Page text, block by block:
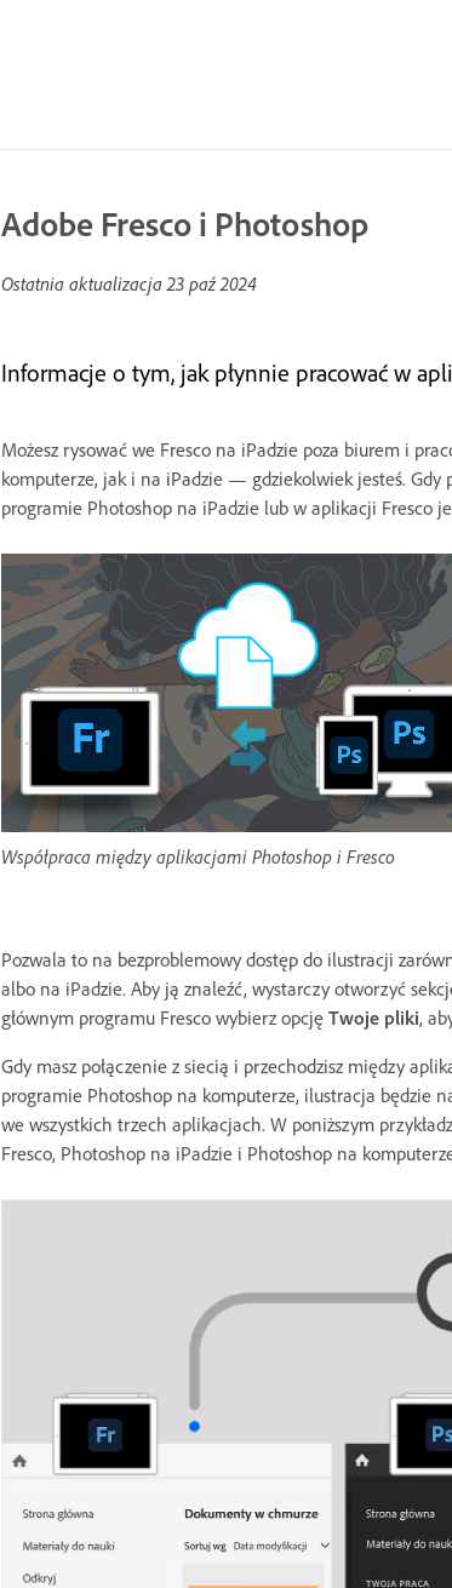
Adobe Fresco i Photoshop
Ostatnia aktualizacja23 paź 2024
Informacje o tym, jak płynnie pracować w
Możesz rysować we Fresco na iPadzie poza biurem i
komputerze, jak i na iPadzie — gdziekolwiek jesteś. Gdy
programie Photoshop na iPadzie lub w aplikacji Fresco
Współpraca między aplikacjami Photoshop i Fresco
Pozwala to na bezproblemowy dostęp do ilustracji
albo na iPadzie. Aby ją znaleźć, wystarczy otworzyć
głównym programu Fresco wybierz opcję Twoje pliki,
Gdy masz połączenie z siecią i przechodzisz między
programie Photoshop na komputerze, ilustracja będzie
we wszystkich trzech aplikacjach. W poniższym
Fresco, Photoshop na iPadzie i Photoshop na